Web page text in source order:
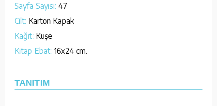
Sayfa Sayısı: 47
Cilt: Karton Kapak
Kağıt: Kuşe
Kitap Ebat: 16x24 cm.
TANITIM